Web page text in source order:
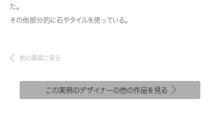
海外事業
た。
その他部分的に石やタイルを使っている。
前の画面に戻る
この実例のデザイナーの他の作品を見る